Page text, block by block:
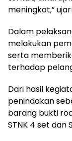
meningkat,”
Dalam
melakukan
serta
terhadap
Dari hasil
penindakan
barang bukti
STNK 4 set dan